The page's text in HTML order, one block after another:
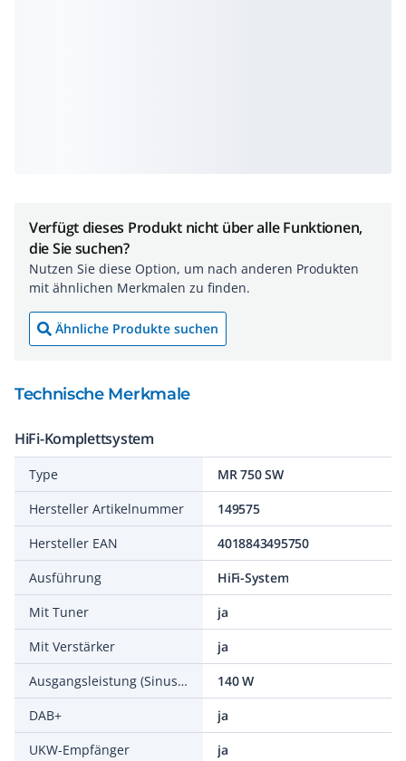
Verfügt dieses Produkt nicht über alle Funktionen,
die Sie suchen?
Nutzen Sie diese Option, um nach anderen Produkten
mit ähnlichen Merkmalen zu finden.
Ähnliche Produkte suchen
Technische Merkmale
HiFi-Komplettsystem
Type
MR 750 SW
Hersteller Artikelnummer
149575
Hersteller EAN
4018843495750
Ausführung
HiFi-System
Mit Tuner
ja
Mit Verstärker
ja
Ausgangsleistung (Sinus) pro Kanal
140 W
DAB+
ja
UKW-Empfänger
ja